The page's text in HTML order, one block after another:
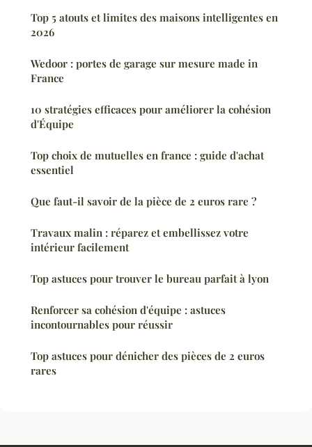
Top 5 atouts et limites des maisons intelligentes en
2026
Wedoor : portes de garage sur mesure made in
France
10 stratégies efficaces pour améliorer la cohésion
d'Équipe
Top choix de mutuelles en france : guide d'achat
essentiel
Que faut-il savoir de la pièce de 2 euros rare ?
Travaux malin : réparez et embellissez votre
intérieur facilement
Top astuces pour trouver le bureau parfait à lyon
Renforcer sa cohésion d'équipe : astuces
incontournables pour réussir
Top astuces pour dénicher des pièces de 2 euros
rares